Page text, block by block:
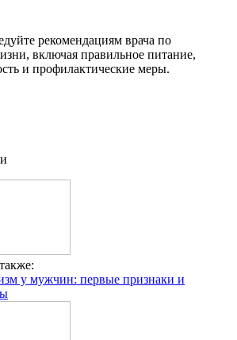
рекомендациям врача по
включая правильное питание,
и профилактические меры.
у мужчин: первые признаки и